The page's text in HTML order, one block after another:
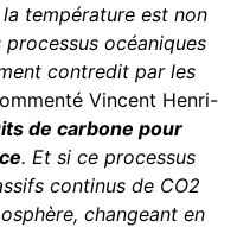
température est non
océaniques
contredit par les
Vincent Henri-
de carbone pour
. Et si ce processus
continus de CO2
changeant en